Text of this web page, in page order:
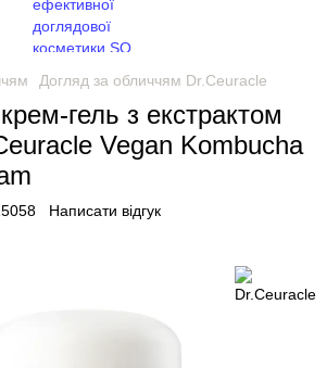
Догляд за обличчям Dr.Ceuracle
гель з екстрактом
Vegan Kombucha
Написати відгук